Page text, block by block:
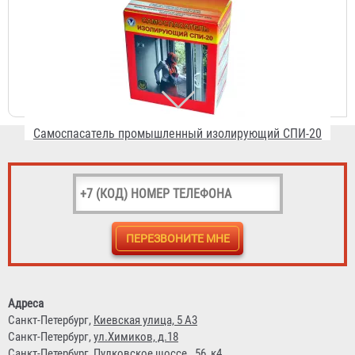
Самоспасатель промышленный изолирующий СПИ-20
7 508 ₽
Самоспасатель "Шанс-Е" с четвертьмаской
Адреса
Санкт-Петербург, Киевская улица, 5 А3
Санкт-Петербург,ул.Химиков, д.18